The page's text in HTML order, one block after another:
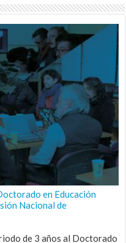
en Educación
Nacional de
de 3 años al Doctorado